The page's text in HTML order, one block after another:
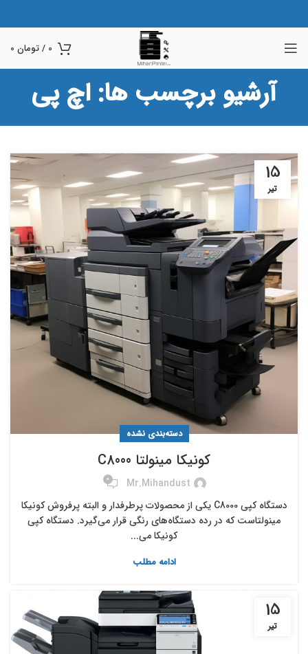
0
/تومان
آرشیو برچسب ها: اچ پی
15
تیر
دسته‌بندی نشده
کونیکا مینولتا C8000
Mr.mihandust
0
دستگاه کپی C8000 یکی از محصولات پرطرفدار و البته پرفروش کونیکا
مینولتاست که در رده دستگاه‌های رنگی قرار می‌گیرد. دستگاه کپی
کونیکا می...
ادامه مطلب
15
تیر